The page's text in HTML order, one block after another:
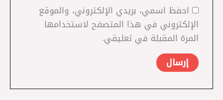
احفظ اسمي، بريدي الإلكتروني، والموقع
الإلكتروني في هذا المتصفح لاستخدامها
المرة المقبلة في تعليقي.